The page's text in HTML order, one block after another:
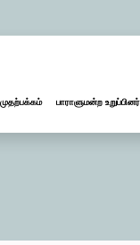
முதற்பக்கம் பாராளுமன்ற